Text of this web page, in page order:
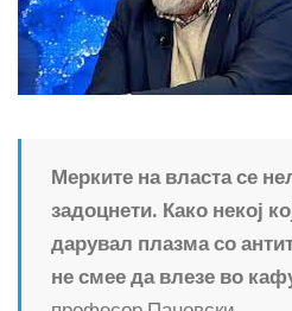
Мерките на власта се
задоцнети. Како некој
дарувал плазма со
не смее да влезе во